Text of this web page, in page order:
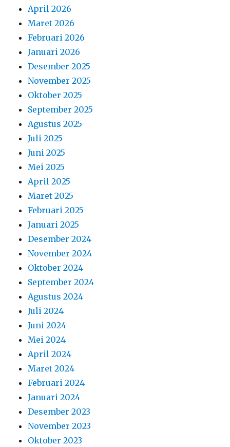
April 2026
Maret 2026
Februari 2026
Januari 2026
Desember 2025
November 2025
Oktober 2025
September 2025
Agustus 2025
Juli 2025
Juni 2025
Mei 2025
April 2025
Maret 2025
Februari 2025
Januari 2025
Desember 2024
November 2024
Oktober 2024
September 2024
Agustus 2024
Juli 2024
Juni 2024
Mei 2024
April 2024
Maret 2024
Februari 2024
Januari 2024
Desember 2023
November 2023
Oktober 2023